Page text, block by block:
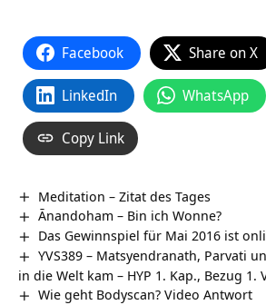
Facebook Share on X
LinkedIn WhatsApp
Copy Link
Meditation – Zitat des Tages
Ānandoham – Bin ich Wonne?
Das Gewinnspiel für Mai 2016 ist
YVS389 – Matsyendranath, Parvati
in die Welt kam – HYP 1. Kap., Bezug 1.
Wie geht Bodyscan? Video Antwort